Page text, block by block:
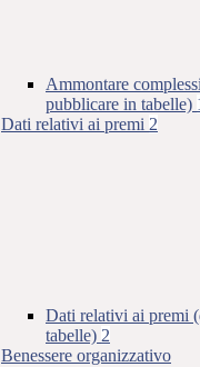
Ammontare
pubblicare in tabelle)
Dati relativi ai premi 2
Dati relativi ai premi
tabelle) 2
Benessere organizzativo